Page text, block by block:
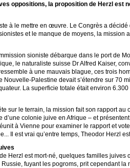
oppositions, la proposition de Herzl est
à le mettre en œuvre. Le Congrès a
et le manque de moyens, la
sioniste débarque dans le port de
le naturaliste suisse Dr Alfred Kaiser,
à une mauvais blague, ces trois
Nouvelle-Palestine devait s’étendre sur 70
La superficie totale était environ
sur le terrain, la mission fait son rapport
d’une colonie juive en Afrique – et
à Vienne pour examiner le rapport et
Il est vrai qu’entre temps, Theodor Herzl
Herzl est mort-né, quelques familles
fuyant les pogroms, prit cependant